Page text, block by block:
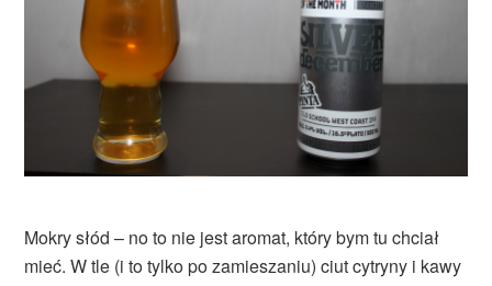
Mokry słód – no to nie jest aromat, który bym tu chciał
mieć. W tle (i to tylko po zamieszaniu) ciut cytryny i kawy